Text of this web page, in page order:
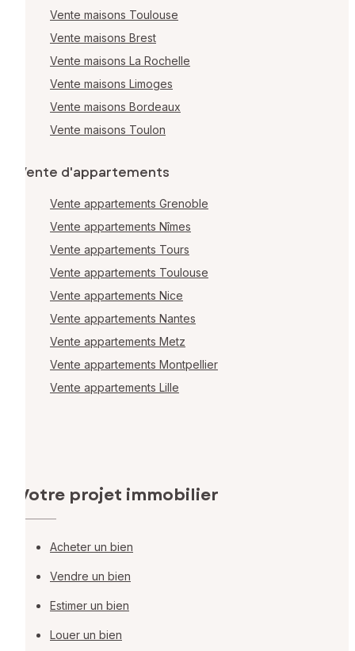
Vente maisons Toulouse
Vente maisons Brest
Vente maisons La Rochelle
Vente maisons Limoges
Vente maisons Bordeaux
Vente maisons Toulon
Vente d'appartements
Vente appartements Grenoble
Vente appartements Nîmes
Vente appartements Tours
Vente appartements Toulouse
Vente appartements Nice
Vente appartements Nantes
Vente appartements Metz
Vente appartements Montpellier
Vente appartements Lille
Votre projet immobilier
Acheter un bien
Vendre un bien
Estimer un bien
Louer un bien